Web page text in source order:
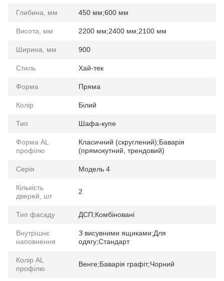
Глибина, мм 450 мм;600 мм
Висота, мм 2200 мм;2400 мм;2100 мм
Ширина, мм 900
Стиль Хай-тек
Форма Пряма
Колір Білий
Тип Шафа-купе
Форма AL
профілю
Класичний (скруглений);Баварія
(прямокутний, трендовий)
Серія Модель 4
Кількість
дверей, шт
2
Тип фасаду ДСП;Комбіновані
Внутрішнє
наповнення
З висувними ящиками;Для
одягу;Стандарт
Колір AL
профілю
Венге;Баварія графіт;Чорний